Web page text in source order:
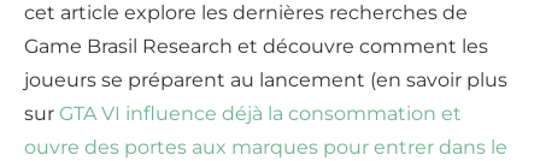
cet article explore les dernières recherches de
Game Brasil Research et découvre comment les
joueurs se préparent au lancement (en savoir plus
sur GTA VI influence déjà la consommation et
ouvre des portes aux marques pour entrer dans le